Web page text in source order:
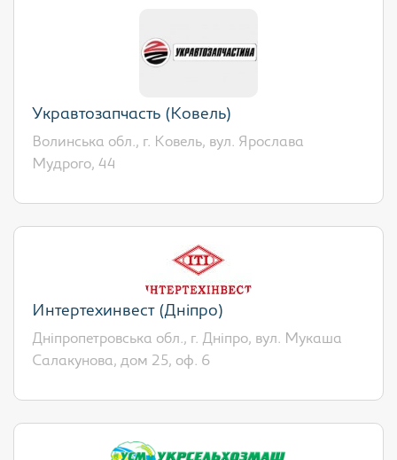
Укравтозапчасть (Ковель)
Волинська обл., г. Ковель, вул. Ярослава
Мудрого, 44
Интертехинвест (Дніпро)
Дніпропетровська обл., г. Дніпро, вул. Мукаша
Салакунова, дом 25, оф. 6